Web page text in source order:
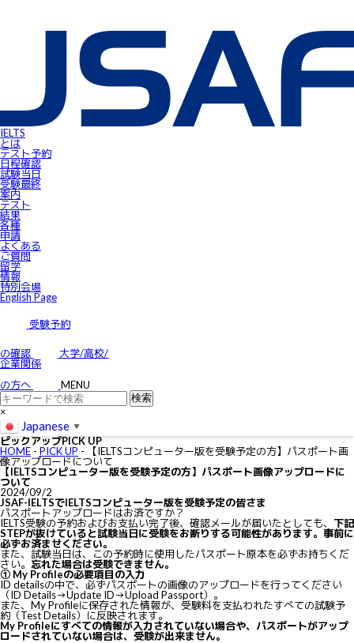
IELTS
とは
テスト予約
日程確認
試験当⽇
受験最終
案内
テスト
結果
各種
申請
よくある
ご質問
留学
情報
特別会場
English Page
受験予約
の確認
大学/高校/
企業関係
の方へ
MENU
×
Japanese ▼
ピックアップPICK UP
HOME - PICK UP -
【IELTSコンピューター版を受験予定の方】パスポート画
像アップロードについて
【IELTSコンピューター版を受験予定の方】パスポート画像アップロードに
ついて
2024/09/2
JSAF-IELTSでIELTSコンピューター版を受験予定の皆さま
パスポートアップロードはお済ですか？
IELTS受験の予約およびお支払い完了後、確認メールが届いたとしても、 下記
STEPが抜けていると試験当日に受験をお断りする可能性があります。事前に
必ずお済ませください。
また、試験当日は、この予約時に使用したパスポート原本を必ずお持ちくだ
さい。 忘れた場合は受験できません。
① My Profileの必要項目の入力
ID detailsの中で、必ずパスポートの画像のアップロードを行ってください
（ID Details→Update ID→Upload Passport）。
また、My Profileに保存された情報が、受験料を支払われたすべての試験予
約（Test Details）に反映されます。
My Profileにすべての情報が入力されていない場合や、パスポートがアップ
ロードされていない場合は、受験が出来ません。
無料IELTSオンラインコース
James⼩⾕のIELTS必勝攻略㊙講座
IELTS Masterclass Webinar
ワンポイント・アドバイス動画
JSAF-IELTS Academic Supervisor
IELTSサクセスストーリー
IELTSオンラインセミナー
Prepare for IELTS
Book Your Test
Apply for IELTS at Public Venue
Request for Speaking Test Date/Time
Final Information
FAQ
Access
Results
IELTS東梅田｜JSAF-IELTS公式テストセンター 大阪（JP112）
IELTS京都｜JSAF-IELTS公式テストセンター 京都（JP112）
学部留学
語学留学
サイトマップ
アクセス
特定商取引に関する法律に基づく表示
個人情報の取り扱いについて
IELTSの個⼈情報の取り扱いについて
免責事項
利用規約